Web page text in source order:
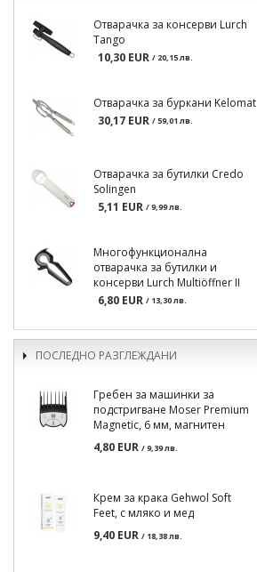
Отварачка за консерви Lurch
Tango
10,30 EUR / 20,15 лв.
Отварачка за буркани Kelomat
30,17 EUR / 59,01 лв.
Отварачка за бутилки Credo
Solingen
5,11 EUR / 9,99 лв.
Многофункционална
отварачка за бутилки и
консерви Lurch Multiöffner II
6,80 EUR / 13,30 лв.
ПОСЛЕДНО РАЗГЛЕЖДАНИ
Гребен за машинки за
подстригване Moser Premium
Magnetic, 6 мм, магнитен
4,80 EUR / 9,39 лв.
Крем за крака Gehwol Soft
Feet, с мляко и мед
9,40 EUR / 18,38 лв.